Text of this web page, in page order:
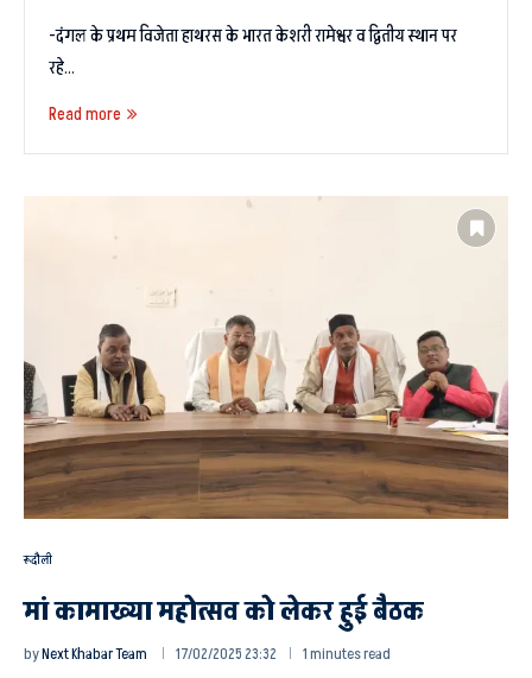
-दंगल के प्रथम विजेता हाथरस के भारत केशरी रामेश्वर व द्वितीय स्थान पर
रहे…
Read more
रूदौली
मां कामाख्या महोत्सव को लेकर हुई बैठक
byNext Khabar Team 17/02/2025 23:32 1 minutes read